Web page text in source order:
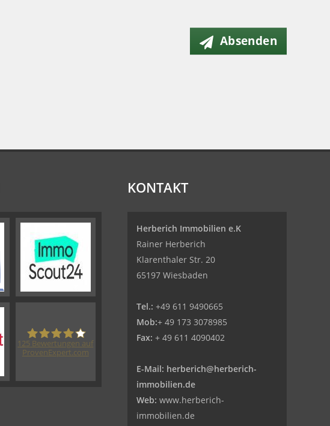
Absenden
125 Bewertungen auf
ProvenExpert.com
KONTAKT
Herberich Immobilien e.K
Rainer Herberich
Klarenthaler Str. 20
65197 Wiesbaden
Tel.: +49 611 9490665
Mob:+ 49 173 3078985
Fax: + 49 611 4090402
E-Mail: herberich@herberich-
immobilien.de
Web: www.herberich-
immobilien.de